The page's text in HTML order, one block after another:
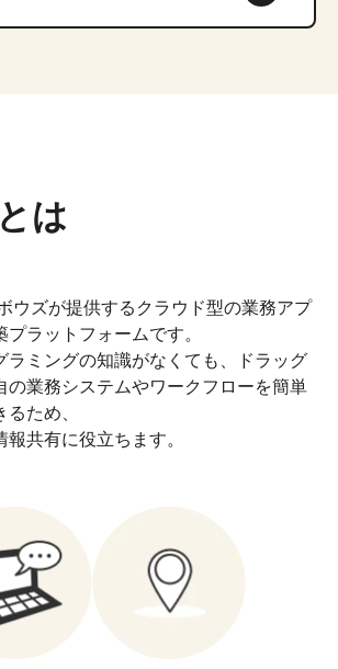
は
ウズが提供するクラウド型の業務アプ
プラットフォームです。
ラミングの知識がなくても、ドラッグ
の業務システムやワークフローを簡単
ため、
共有に役立ちます。